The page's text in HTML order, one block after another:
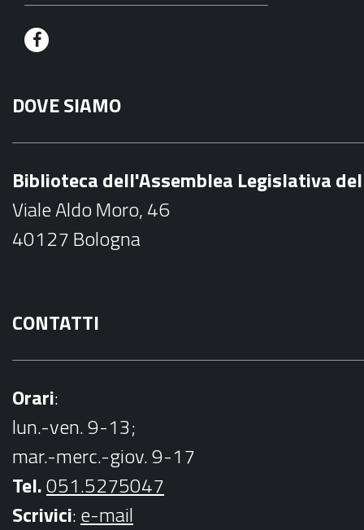
F
c
e
o
k
DOVE SIAMO
Biblioteca dell'Assemblea Legislativa
Viale Aldo Moro, 46
40127 Bologna
CONTATTI
Orari:
lun.-ven. 9-13;
mar.-merc.-giov. 9-17
Tel.051.5275047
Scrivici:e-mail